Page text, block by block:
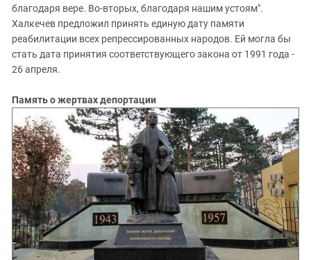
благодаря вере. Во-вторых, благодаря нашим устоям".
Халкечев предложил принять единую дату памяти
реабилитации всех репрессированных народов. Ей могла бы
стать дата принятия соответствующего закона от 1991 года -
26 апреля.
Память о жертвах депортации